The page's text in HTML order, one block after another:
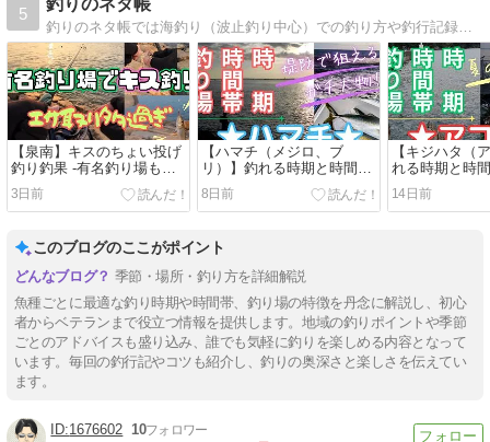
5
釣りのネタ帳
釣りのネタ帳では海釣り（波止釣り中心）での釣り方や釣行記録を中心に、タックルや便利グッズなどのお役立ち情報も綴っています！！
【泉南】キスのちょい投げ
釣り釣果 -有名釣り場もエ
サ取り多し-
3日前
【ハマチ（メジロ、ブ
リ）】釣れる時期と時間、
釣れる場所
8日前
【キジハタ（
れる時期と時
所
14日前
このブログのここがポイント
季節・場所・釣り方を詳細解説
魚種ごとに最適な釣り時期や時間帯、釣り場の特徴を丹念に解説し、初心
者からベテランまで役立つ情報を提供します。地域の釣りポイントや季節
ごとのアドバイスも盛り込み、誰でも気軽に釣りを楽しめる内容となって
います。毎回の釣行記やコツも紹介し、釣りの奥深さと楽しさを伝えてい
ます。
1676602 10